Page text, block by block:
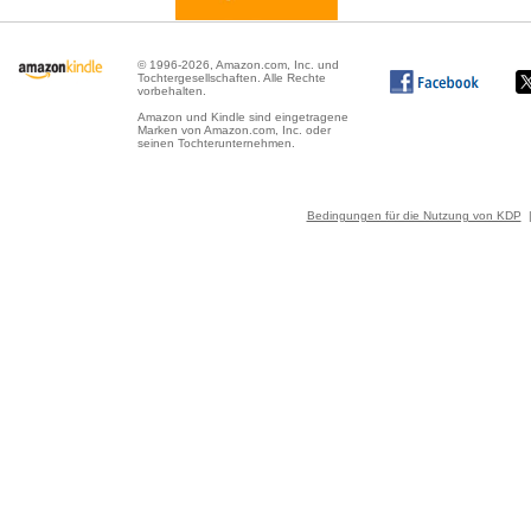
© 1996-2026, Amazon.com, Inc. und
Tochtergesellschaften. Alle Rechte
vorbehalten.
Amazon und Kindle sind eingetragene
Marken von Amazon.com, Inc. oder
seinen Tochterunternehmen.
Bedingungen für die Nutzung von KDP